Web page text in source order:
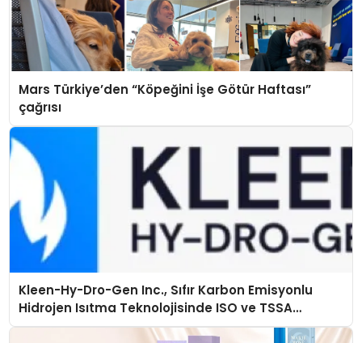
Mars Türkiye’den “Köpeğini İşe Götür Haftası”
çağrısı
Kleen-Hy-Dro-Gen Inc., Sıfır Karbon Emisyonlu
Hidrojen Isıtma Teknolojisinde ISO ve TSSA
Düzenleyici Onaylarını Aldı